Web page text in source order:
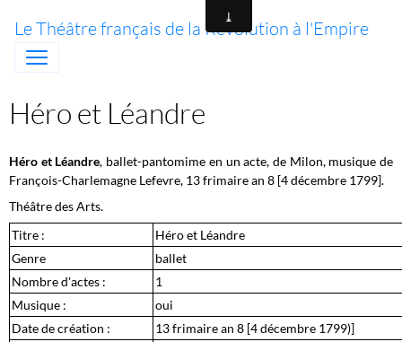
Le Théâtre français de la Révolution à l'Empire
Héro et Léandre
Héro et Léandre, ballet-pantomime en un acte, de Milon, musique de
François-Charlemagne Lefevre, 13 frimaire an 8 [4 décembre 1799].
Théâtre des Arts.
Titre :
Héro et Léandre
Genre
ballet
Nombre d'actes :
1
Musique :
oui
Date de création :
13 frimaire an 8 [4 décembre 1799)]